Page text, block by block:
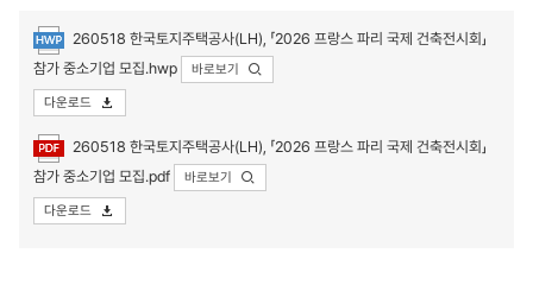
첨부파일
260518 한국토지주택공사(LH), 「2026 프랑스 파리 국제 건축전시회」
참가 중소기업 모집.hwp
바로보기
다운로드
260518 한국토지주택공사(LH), 「2026 프랑스 파리 국제 건축전시회」
참가 중소기업 모집.pdf
바로보기
다운로드